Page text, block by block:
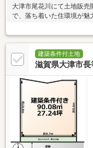
大津市尾花川にて土地販
で、落ち着いた住環境が魅
です。周辺には生活利便施
な立地です。マイホーム用
年大津で不動産物件のご相
させていただきます！
建築条件付土地
滋賀県大津市長